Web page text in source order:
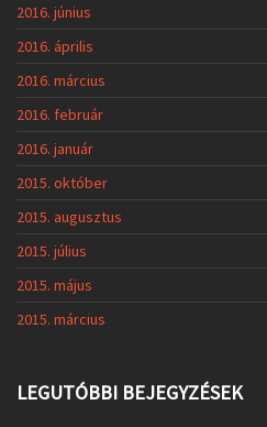
2016. június
2016. április
2016. március
2016. február
2016. január
2015. október
2015. augusztus
2015. július
2015. május
2015. március
LEGUTÓBBI BEJEGYZÉSEK